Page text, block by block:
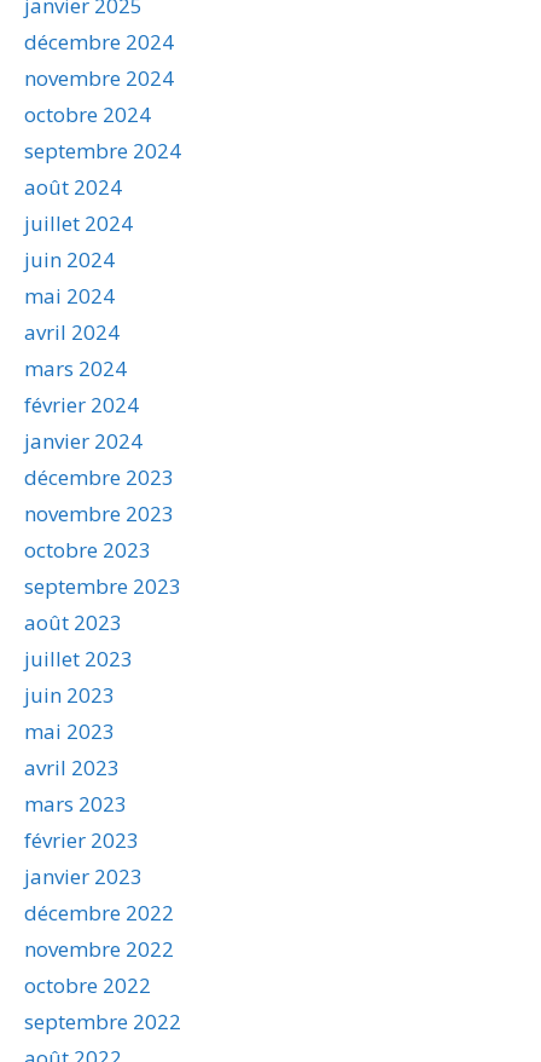
décembre 2024
novembre 2024
octobre 2024
septembre 2024
août 2024
juillet 2024
juin 2024
mai 2024
avril 2024
mars 2024
février 2024
janvier 2024
décembre 2023
novembre 2023
octobre 2023
septembre 2023
août 2023
juillet 2023
juin 2023
mai 2023
avril 2023
mars 2023
février 2023
janvier 2023
décembre 2022
novembre 2022
octobre 2022
septembre 2022